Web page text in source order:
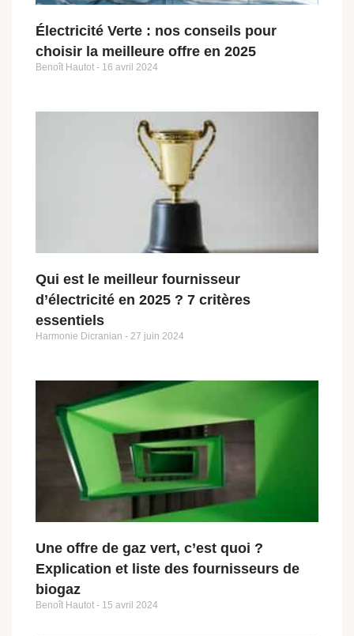
Électricité Verte : nos conseils pour
choisir la meilleure offre en 2025
Benoît Hautot 16 avril 2024
Qui est le meilleur fournisseur
d’électricité en 2025 ? 7 critères
essentiels
Harmonie Dicranian 27 juin 2024
Une offre de gaz vert, c’est quoi ?
Explication et liste des fournisseurs de
biogaz
Benoît Hautot 15 avril 2024